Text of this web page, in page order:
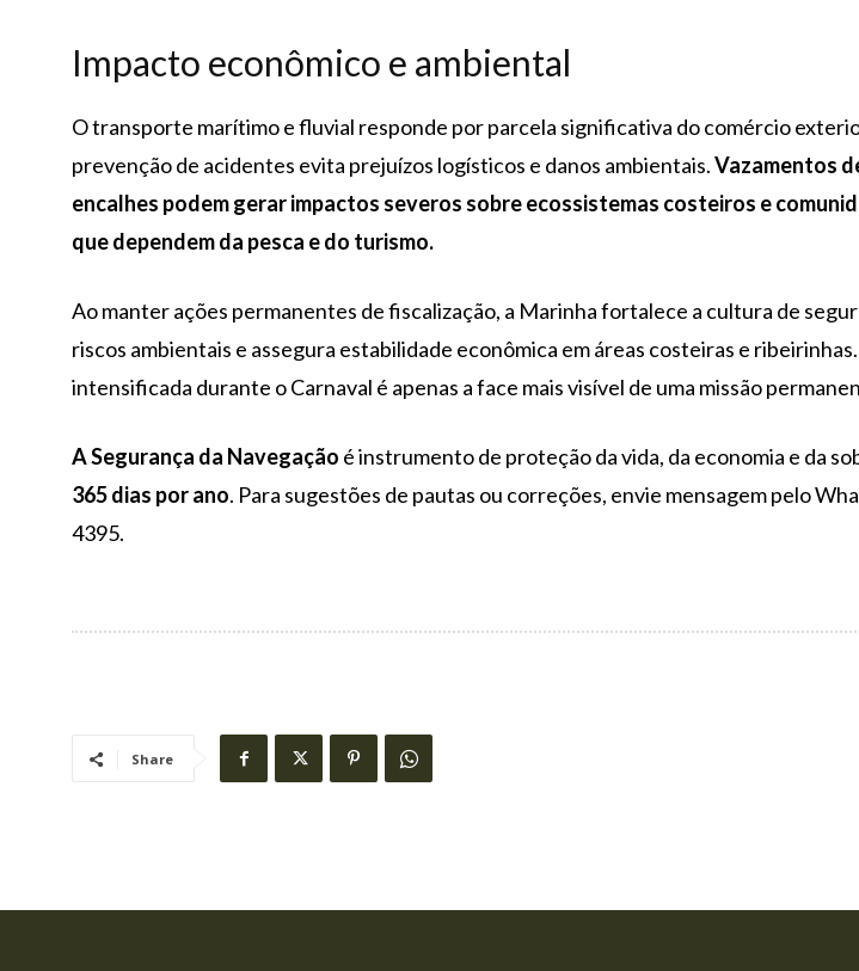
Impacto econômico e ambiental
O transporte marítimo e fluvial responde por parcela significativa do comércio
prevenção de acidentes evita prejuízos logísticos e danos ambientais.Vazamentos
encalhes podem gerar impactos severos sobre ecossistemas costeiros e
que dependem da pesca e do turismo.
Ao manter ações permanentes de fiscalização, a Marinha fortalece a cultura de
riscos ambientais e assegura estabilidade econômica em áreas costeiras e
intensificada durante o Carnaval é apenas a face mais visível de uma missão
A Segurança da Navegação é instrumento de proteção da vida, da economia e da
365 dias por ano. Para sugestões de pautas ou correções, envie mensagem pelo
4395.
Share